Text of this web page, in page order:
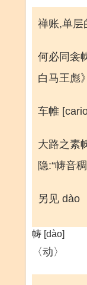
禅账,单层
何必同衾
白马王彪》
车帷
大路之素
隐:“帱音
另见 dào
帱 [dào]
〈动〉